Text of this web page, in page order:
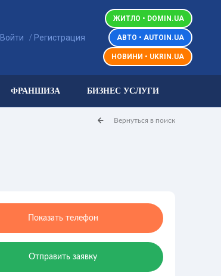
Войти / Регистрация
ЖИТЛО • DOMIN.UA
АВТО • AUTOIN.UA
НОВИНИ • UKRIN.UA
ФРАНШИЗА БИЗНЕС УСЛУГИ
Вернуться в поиск
Показать телефон
Отправить заявку